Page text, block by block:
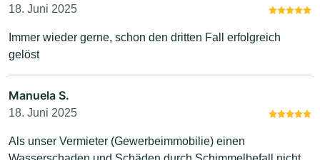
18. Juni 2025
Immer wieder gerne, schon den dritten Fall erfolgreich
gelöst
Manuela S.
18. Juni 2025
Als unser Vermieter (Gewerbeimmobilie) einen